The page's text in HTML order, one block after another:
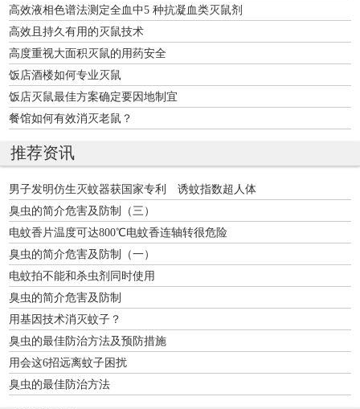
高效液相色谱法测定全血中5 种抗凝血类灭鼠剂
高效且持久有用的灭鼠技术
高度重视大面积灭鼠的用药安全
饭店酒楼如何专业灭鼠
饭店灭鼠最佳方案确定要因地制宜
餐馆如何有效消灭老鼠？
推荐资讯
男子发明仿生灭蚊器获国家专利 诱蚊指数超人体
臭虫的简介危害及防制（三）
电蚊香片温度可达800℃电蚊香连轴转很危险
臭虫的简介危害及防制（一）
电蚊拍不能和杀虫剂同时使用
臭虫的简介危害及防制
用基因技术消灭蚊子？
臭虫的最佳防治方法及预防措施
用会这6招远离蚊子困扰
臭虫的最佳防治方法